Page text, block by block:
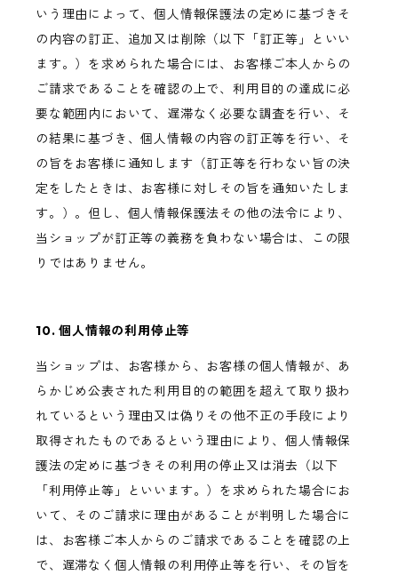
いう理由によって、個人情報保護法の定めに基づきそ
の内容の訂正、追加又は削除（以下「訂正等」といい
ます。）を求められた場合には、お客様ご本人からの
ご請求であることを確認の上で、利用目的の達成に必
要な範囲内において、遅滞なく必要な調査を行い、そ
の結果に基づき、個人情報の内容の訂正等を行い、そ
の旨をお客様に通知します（訂正等を行わない旨の決
定をしたときは、お客様に対しその旨を通知いたしま
す。）。但し、個人情報保護法その他の法令により、
当ショップが訂正等の義務を負わない場合は、この限
りではありません。
10. 個人情報の利用停止等
当ショップは、お客様から、お客様の個人情報が、あ
らかじめ公表された利用目的の範囲を超えて取り扱わ
れているという理由又は偽りその他不正の手段により
取得されたものであるという理由により、個人情報保
護法の定めに基づきその利用の停止又は消去（以下
「利用停止等」といいます。）を求められた場合にお
いて、そのご請求に理由があることが判明した場合に
は、お客様ご本人からのご請求であることを確認の上
で、遅滞なく個人情報の利用停止等を行い、その旨を